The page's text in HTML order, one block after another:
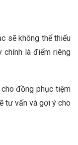
sẽ không thể thiếu
chính là điểm riêng
đồng phục tiệm
tư vấn và gợi ý cho